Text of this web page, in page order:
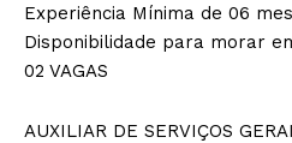
Experiência Mínima de 06
Disponibilidade para morar
02 VAGAS
AUXILIAR DE SERVIÇOS